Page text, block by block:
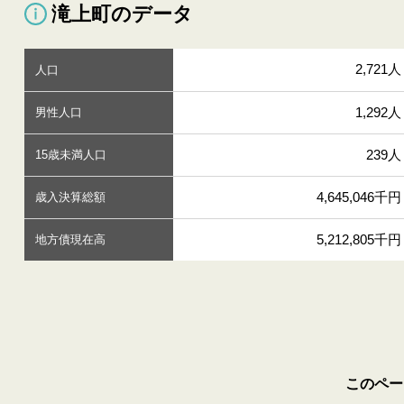
滝上町のデータ
人口 2,721人
男性人口 1,292人
15歳未満人口 239人
歳入決算総額 4,645,046千円
地方債現在高 5,212,805千円
このペ